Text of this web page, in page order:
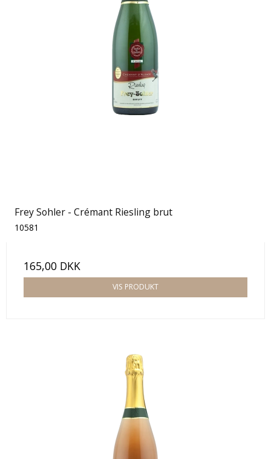
Frey Sohler - Crémant Riesling brut
10581
165,00 DKK
VIS PRODUKT